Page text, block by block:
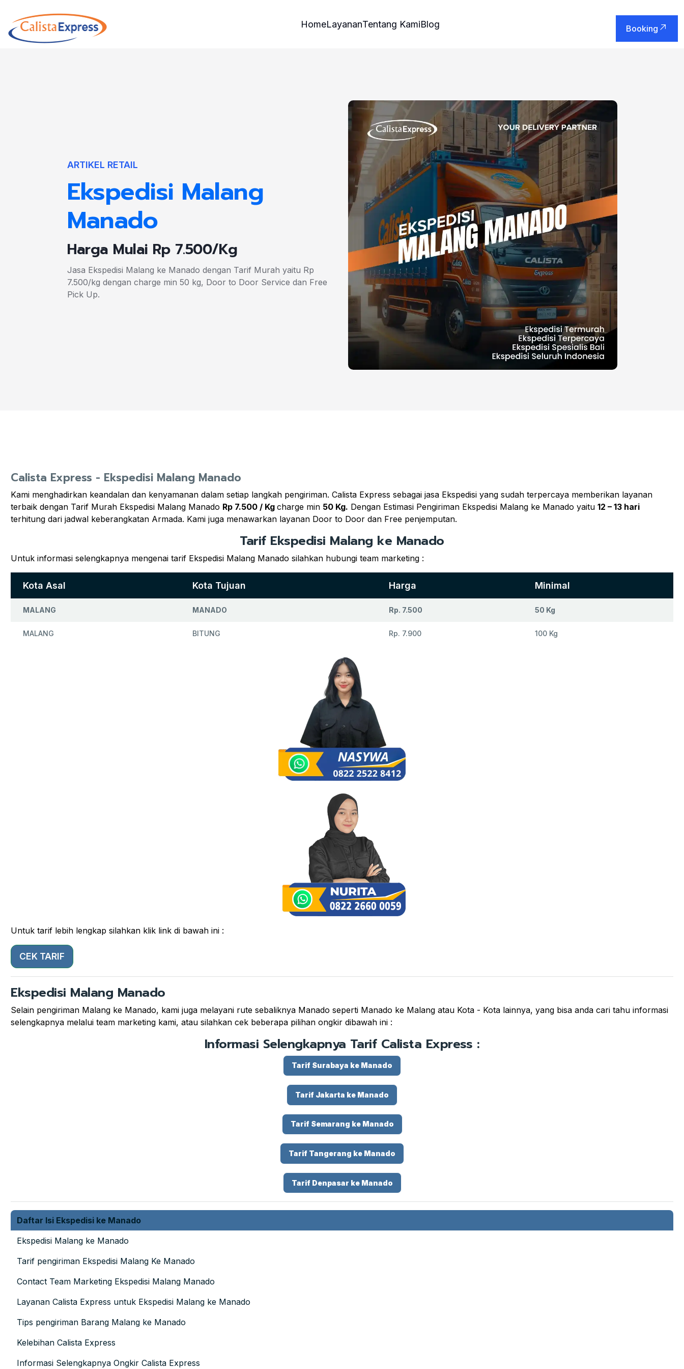
HomeLayananTentang KamiBlog Booking
ARTIKEL RETAIL
Ekspedisi Malang
Manado
Harga Mulai Rp 7.500/Kg
Jasa Ekspedisi Malang ke Manado dengan Tarif Murah yaitu Rp
7.500/kg dengan charge min 50 kg, Door to Door Service dan Free
Pick Up.
Calista Express - Ekspedisi Malang Manado
Kami menghadirkan keandalan dan kenyamanan dalam setiap langkah pengiriman. Calista Express sebagai jasa Ekspedisi yang sudah terpercaya memberikan layanan
terbaik dengan Tarif Murah Ekspedisi Malang Manado Rp 7.500 / Kg charge min 50 Kg. Dengan Estimasi Pengiriman Ekspedisi Malang ke Manado yaitu 12 – 13 hari
terhitung dari jadwal keberangkatan Armada. Kami juga menawarkan layanan Door to Door dan Free penjemputan.
Tarif Ekspedisi Malang ke Manado
Untuk informasi selengkapnya mengenai tarif Ekspedisi Malang Manado silahkan hubungi team marketing :
Kota Asal Kota Tujuan Harga Minimal
MALANG MANADO Rp. 7.500 50 Kg
MALANG BITUNG Rp. 7.900 100 Kg
Untuk tarif lebih lengkap silahkan klik link di bawah ini :
CEK TARIF
Ekspedisi Malang Manado
Selain pengiriman Malang ke Manado, kami juga melayani rute sebaliknya Manado seperti Manado ke Malang atau Kota - Kota lainnya, yang bisa anda cari tahu informasi
selengkapnya melalui team marketing kami, atau silahkan cek beberapa pilihan ongkir dibawah ini :
Informasi Selengkapnya Tarif Calista Express :
Tarif Surabaya ke Manado
Tarif Jakarta ke Manado
Tarif Semarang ke Manado
Tarif Tangerang ke Manado
Tarif Denpasar ke Manado
Daftar Isi Ekspedisi ke Manado
Ekspedisi Malang ke Manado
Tarif pengiriman Ekspedisi Malang Ke Manado
Contact Team Marketing Ekspedisi Malang Manado
Layanan Calista Express untuk Ekspedisi Malang ke Manado
Tips pengiriman Barang Malang ke Manado
Kelebihan Calista Express
Informasi Selengkapnya Ongkir Calista Express